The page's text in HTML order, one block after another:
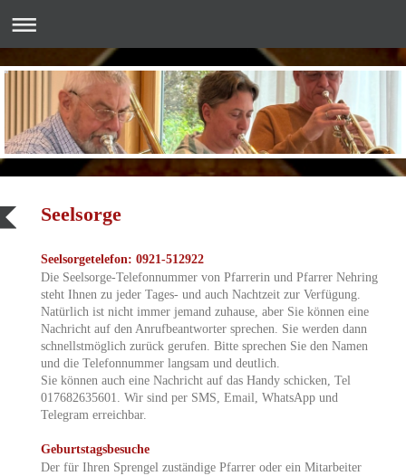
Seelsorge
Seelsorgetelefon: 0921-512922
Die Seelsorge-Telefonnummer von Pfarrerin und Pfarrer Nehring
steht Ihnen zu jeder Tages- und auch Nachtzeit zur Verfügung.
Natürlich ist nicht immer jemand zuhause, aber Sie können eine
Nachricht auf den Anrufbeantworter sprechen. Sie werden dann
schnellstmöglich zurück gerufen. Bitte sprechen Sie den Namen
und die Telefonnummer langsam und deutlich.
Sie können auch eine Nachricht auf das Handy schicken, Tel
017682635601. Wir sind per SMS, Email, WhatsApp und
Telegram erreichbar.
Geburtstagsbesuche
Der für Ihren Sprengel zuständige Pfarrer oder ein Mitarbeiter